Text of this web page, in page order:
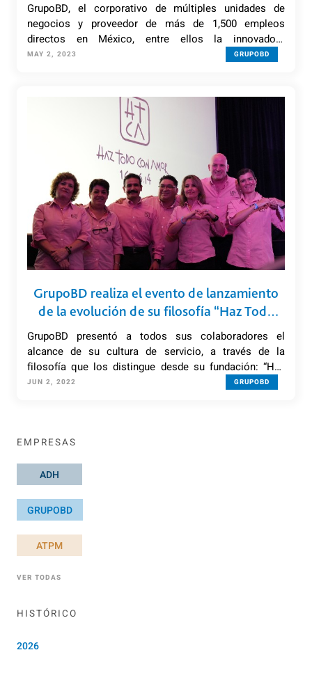
GrupoBD, el corporativo de múltiples unidades de
negocios y proveedor de más de 1,500 empleos
directos en México, entre ellos la innovadora
operadora y comercializadora de hoteles, ADH –
ranking de Súper Empresas 2023.
MAY 2, 2023 GRUPOBD
GrupoBD realiza el evento de lanzamiento
de la evolución de su filosofía “Haz Todo
Con Amor”
GrupoBD presentó a todos sus colaboradores el
alcance de su cultura de servicio, a través de la
filosofía que los distingue desde su fundación: “Haz
Todo Con Amor”.
JUN 2, 2022 GRUPOBD
EMPRESAS
ADH
GRUPOBD
ATPM
VER TODAS
HISTÓRICO
2026